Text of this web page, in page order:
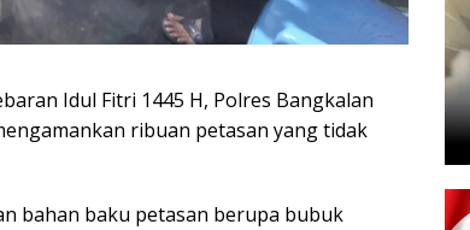
Idul Fitri 1445 H, Polres Bangkalan
ribuan petasan yang tidak
bahan baku petasan berupa bubuk